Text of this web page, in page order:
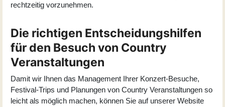
rechtzeitig vorzunehmen.
Die richtigen Entscheidungshilfen
für den Besuch von Country
Veranstaltungen
Damit wir Ihnen das Management Ihrer Konzert-Besuche,
Festival-Trips und Planungen von Country Veranstaltungen so
leicht als möglich machen, können Sie auf unserer Website